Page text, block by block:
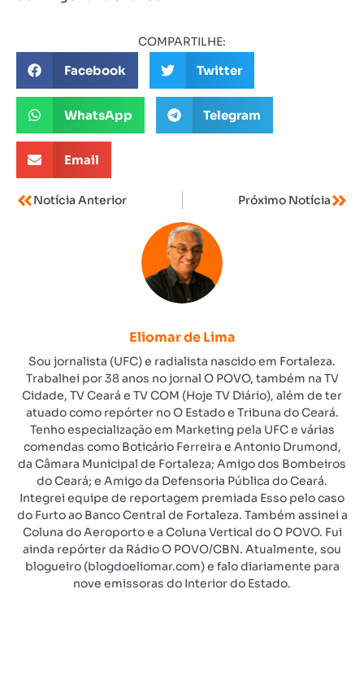
COMPARTILHE:
Facebook Twitter
WhatsApp Telegram
Email
Notícia Anterior Próximo Notícia
Eliomar de Lima
Sou jornalista (UFC) e radialista nascido em Fortaleza.
Trabalhei por 38 anos no jornal O POVO, também na TV
Cidade, TV Ceará e TV COM (Hoje TV Diário), além de ter
atuado como repórter no O Estado e Tribuna do Ceará.
Tenho especialização em Marketing pela UFC e várias
comendas como Boticário Ferreira e Antonio Drumond,
da Câmara Municipal de Fortaleza; Amigo dos Bombeiros
do Ceará; e Amigo da Defensoria Pública do Ceará.
Integrei equipe de reportagem premiada Esso pelo caso
do Furto ao Banco Central de Fortaleza. Também assinei a
Coluna do Aeroporto e a Coluna Vertical do O POVO. Fui
ainda repórter da Rádio O POVO/CBN. Atualmente, sou
blogueiro (blogdoeliomar.com) e falo diariamente para
nove emissoras do Interior do Estado.